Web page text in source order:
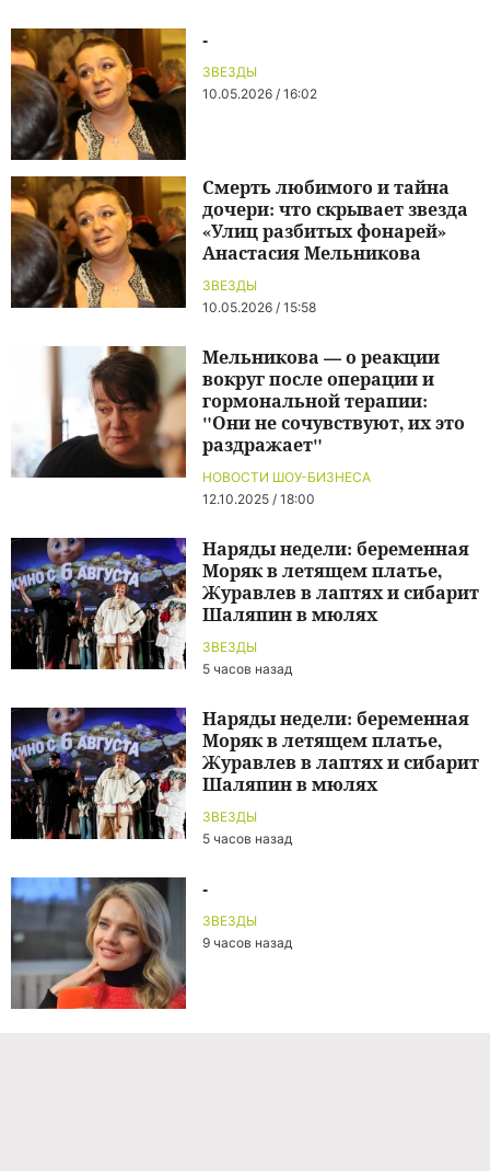
ЗВЕЗДЫ
10.05.2026 / 16:02
-
ЗВЕЗДЫ
10.05.2026 / 15:58
Смерть любимого и тайна
дочери: что скрывает звезда
«Улиц разбитых фонарей»
Анастасия Мельникова
НОВОСТИ ШОУ-БИЗНЕСА
12.10.2025 / 18:00
Мельникова — о реакции
вокруг после операции и
гормональной терапии:
"Они не сочувствуют, их это
раздражает"
ЗВЕЗДЫ
5 часов назад
Наряды недели: беременная
Моряк в летящем платье,
Журавлев в лаптях и сибарит
Шаляпин в мюлях
ЗВЕЗДЫ
5 часов назад
Наряды недели: беременная
Моряк в летящем платье,
Журавлев в лаптях и сибарит
Шаляпин в мюлях
ЗВЕЗДЫ
9 часов назад
-